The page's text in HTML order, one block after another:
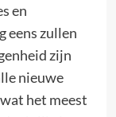
en
eens zullen
zijn
nieuwe
het meest